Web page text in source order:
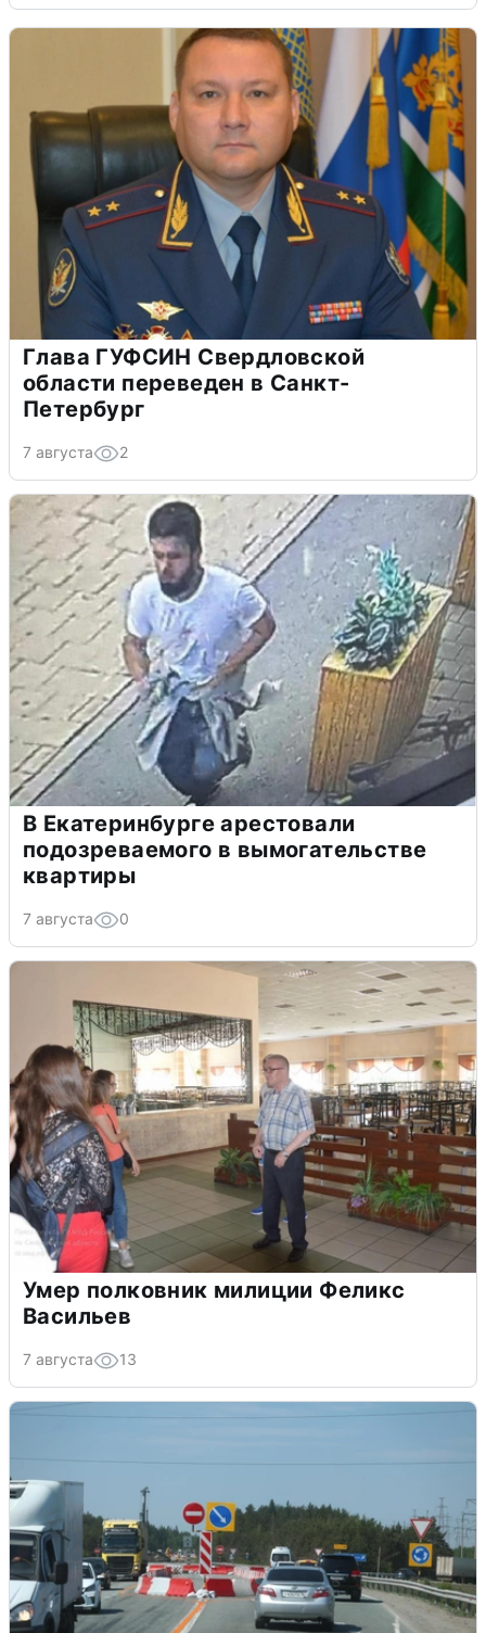
Глава ГУФСИН Свердловской
области переведен в Санкт-
Петербург
7 августа 2
В Екатеринбурге арестовали
подозреваемого в вымогательстве
квартиры
7 августа 0
Умер полковник милиции Феликс
Васильев
7 августа 13